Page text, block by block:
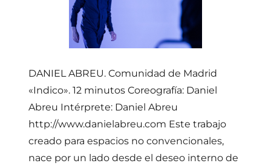
DANIEL ABREU. Comunidad de Madrid
«Indico». 12 minutos Coreografía: Daniel
Abreu Intérprete: Daniel Abreu
http://www.danielabreu.com Este trabajo
creado para espacios no convencionales,
nace por un lado desde el deseo interno de